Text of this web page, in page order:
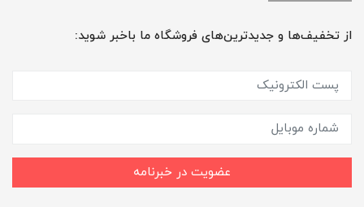
از تخفیف‌ها و جدیدترین‌های فروشگاه ما باخبر شوید:
عضویت در خبرنامه